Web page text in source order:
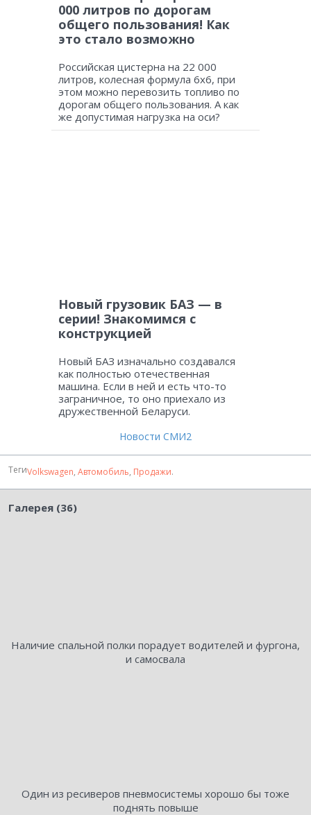
000 литров по дорогам
общего пользования! Как
это стало возможно
Российская цистерна на 22 000
литров, колесная формула 6х6, при
этом можно перевозить топливо по
дорогам общего пользования. А как
же допустимая нагрузка на оси?
Новый грузовик БАЗ — в
серии! Знакомимся с
конструкцией
Новый БАЗ изначально создавался
как полностью отечественная
машина. Если в ней и есть что-то
заграничное, то оно приехало из
дружественной Беларуси.
Новости СМИ2
ТегиVolkswagen, Автомобиль, Продажи.
Галерея (36)
Наличие спальной полки порадует водителей и фургона,
и самосвала
Один из ресиверов пневмосистемы хорошо бы тоже
поднять повыше